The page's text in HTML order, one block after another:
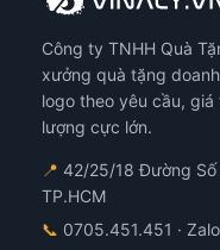
Công ty TNHH Quà
xưởng quà tặng
logo theo yêu cầu,
lượng cực lớn.
📍 42/25/18 Đường Số
TP.HCM
📞 0705.451.451 · Zalo